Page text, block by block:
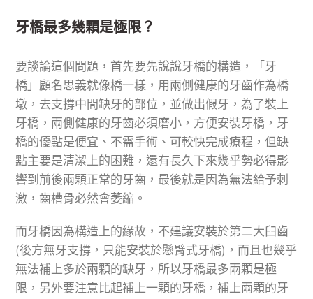
牙橋最多幾顆是極限？
要談論這個問題，首先要先說說牙橋的構造，「牙
橋」顧名思義就像橋一樣，用兩側健康的牙齒作為橋
墩，去支撐中間缺牙的部位，並做出假牙，為了裝上
牙橋，兩側健康的牙齒必須磨小，方便安裝牙橋，牙
橋的優點是便宜、不需手術、可較快完成療程，但缺
點主要是清潔上的困難，還有長久下來幾乎勢必得影
響到前後兩顆正常的牙齒，最後就是因為無法給予刺
激，齒槽骨必然會萎縮。
而牙橋因為構造上的緣故，不建議安裝於第二大臼齒
(後方無牙支撐，只能安裝於懸臂式牙橋)，而且也幾乎
無法補上多於兩顆的缺牙，所以牙橋最多兩顆是極
限，另外要注意比起補上一顆的牙橋，補上兩顆的牙